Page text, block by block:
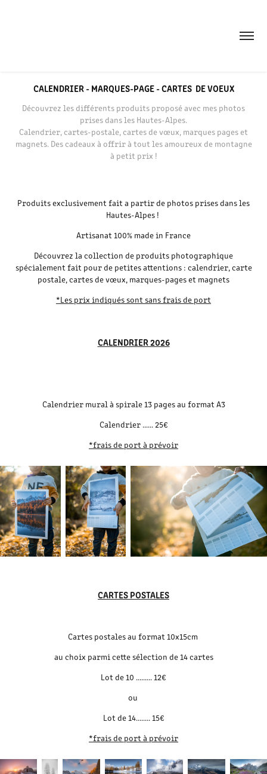
CALENDRIER - MARQUES-PAGE - CARTES  DE VOEUX
Découvrez les différents produits proposé avec mes photos
prises dans les Hautes-Alpes.
Calendrier, cartes-postale, cartes de vœux, marques pages et
magnets. Des cadeaux à offrir à tout les amoureux de montagne
à petit prix !
Produits exclusivement fait a partir de photos prises dans les
Hautes-Alpes !
Artisanat 100% made in France
Découvrez la collection de produits photographique
spécialement fait pour de petites attentions : calendrier, carte
postale, cartes de vœux, marques-pages et magnets
*Les prix indiqués sont sans frais de port
CALENDRIER 2026
Calendrier mural à spirale 13 pages au format A3
Calendrier ...... 25€
*frais de port à prévoir
CARTES POSTALES
Cartes postales au format 10x15cm
au choix parmi cette sélection de 14 cartes
Lot de 10 ......... 12€
ou
Lot de 14........ 15€
*frais de port à prévoir